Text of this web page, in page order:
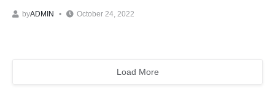
byADMIN October 24, 2022
Load More